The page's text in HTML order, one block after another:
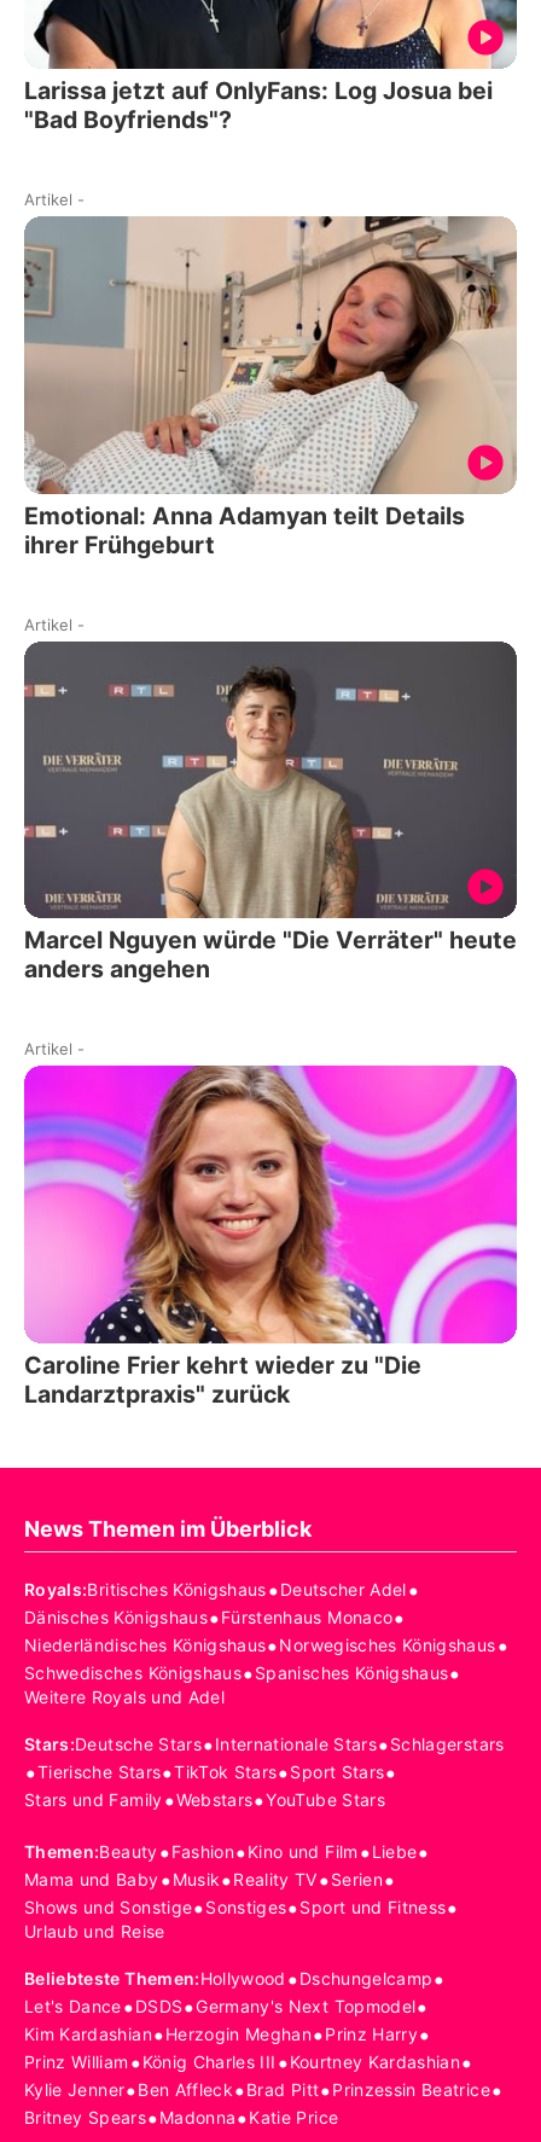
Larissa jetzt auf OnlyFans: Log Josua bei
"Bad Boyfriends"?
Artikel -
Emotional: Anna Adamyan teilt Details
ihrer Frühgeburt
Artikel -
Marcel Nguyen würde "Die Verräter" heute
anders angehen
Artikel -
Caroline Frier kehrt wieder zu "Die
Landarztpraxis" zurück
News Themen im Überblick
Royals:Britisches Königshaus•Deutscher Adel•
Dänisches Königshaus•Fürstenhaus Monaco•
Niederländisches Königshaus•Norwegisches Königshaus•
Schwedisches Königshaus•Spanisches Königshaus•
Weitere Royals und Adel
Stars:Deutsche Stars•Internationale Stars•Schlagerstars
•Tierische Stars•TikTok Stars•Sport Stars•
Stars und Family•Webstars•YouTube Stars
Themen:Beauty•Fashion•Kino und Film •Liebe•
Mama und Baby•Musik•Reality TV•Serien•
Shows und Sonstige•Sonstiges•Sport und Fitness•
Urlaub und Reise
Beliebteste Themen:Hollywood •Dschungelcamp•
Let's Dance•DSDS•Germany's Next Topmodel•
Kim Kardashian•Herzogin Meghan•Prinz Harry•
Prinz William •König Charles III •Kourtney Kardashian•
Kylie Jenner•Ben Affleck•Brad Pitt•Prinzessin Beatrice•
Britney Spears•Madonna•Katie Price